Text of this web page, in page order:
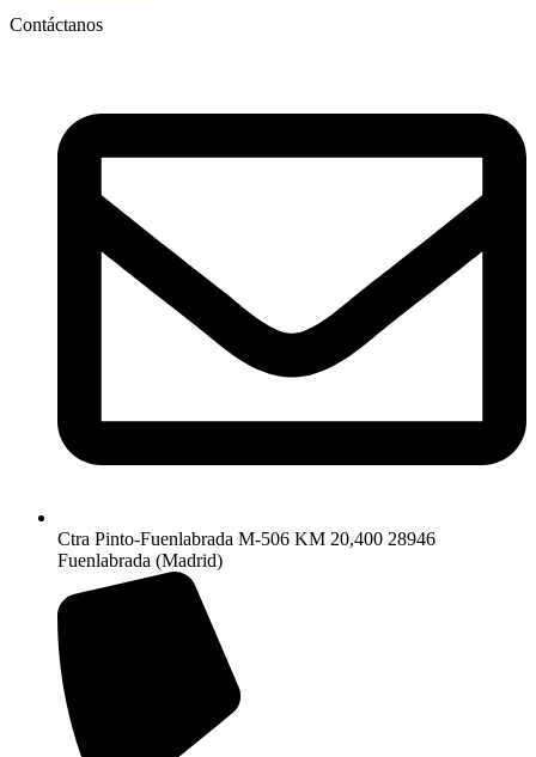
Contáctanos
Ctra Pinto-Fuenlabrada M-506 KM 20,400 28946
Fuenlabrada (Madrid)